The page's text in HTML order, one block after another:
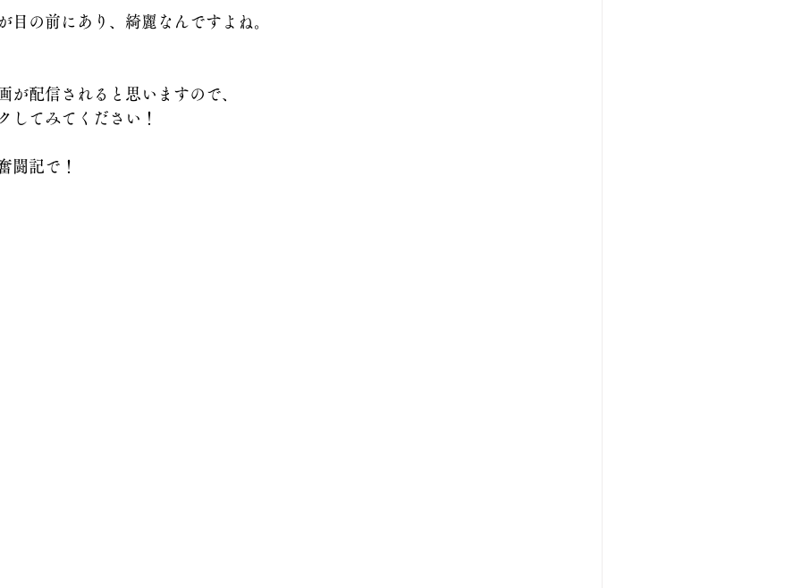
目の前にあり、綺麗なんですよね。
が配信されると思いますので、
してみてください！
闘記で！